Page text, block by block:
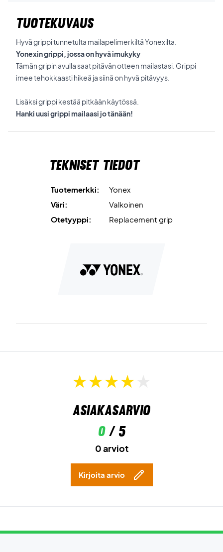
TUOTEKUVAUS
Hyvä grippi tunnetulta mailapelimerkiltä Yonexilta.
Yonexin grippi, jossa on hyvä imukyky
Tämän gripin avulla saat pitävän otteen mailastasi. Grippi
imee tehokkaasti hikeä ja siinä on hyvä pitävyys.
Lisäksi grippi kestää pitkään käytössä.
Hanki uusi grippi mailaasi jo tänään!
Tekniset tiedot
Tuotemerkki:
Yonex
Väri:
Valkoinen
Otetyyppi:
Replacement grip
Asiakasarvio
0/ 5
0 arviot
Kirjoita arvio